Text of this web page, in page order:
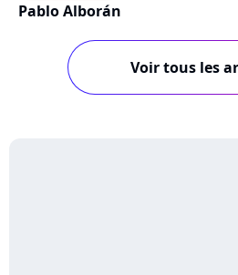
Pablo Alborán
Voir tous les